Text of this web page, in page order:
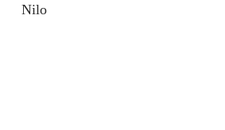
Nilo